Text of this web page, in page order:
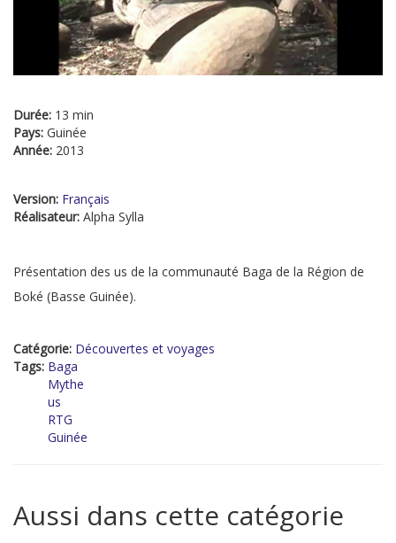
Durée: 13 min
Pays: Guinée
Année: 2013
Version: Français
Réalisateur: Alpha Sylla
Présentation des us de la communauté Baga de la Région de
Boké (Basse Guinée).
Catégorie: Découvertes et voyages
Tags: Baga
Mythe
us
RTG
Guinée
Aussi dans cette catégorie